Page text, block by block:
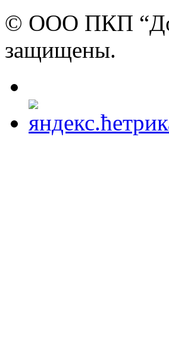
© ООО ПКП
защищены.